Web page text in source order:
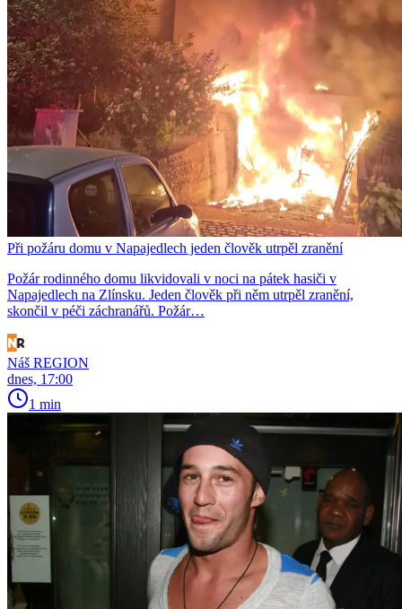
Při požáru domu v Napajedlech jeden člověk utrpěl zranění
Požár rodinného domu likvidovali v noci na pátek hasiči v
Napajedlech na Zlínsku. Jeden člověk při něm utrpěl zranění,
skončil v péči záchranářů. Požár…
Náš REGION
dnes, 17:00
1 min